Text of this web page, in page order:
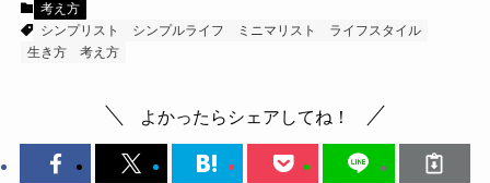
考え方
シンプリスト
シンプルライフ ミニマリスト
ライフスタイル
生き方
考え方
よかったらシェアしてね！